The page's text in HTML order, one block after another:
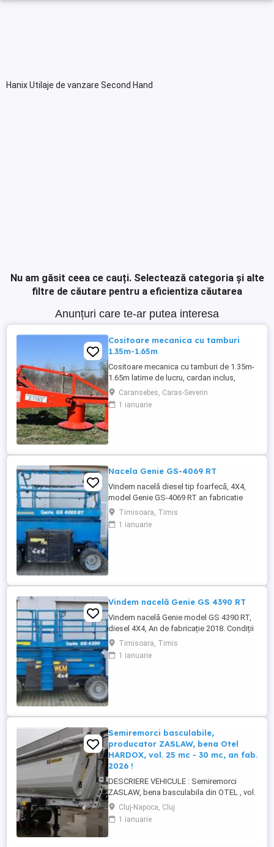
Hanix Utilaje de vanzare Second Hand
Nu am găsit ceea ce cauți. Selectează categoria și alte
filtre de căutare pentru a eficientiza căutarea
Anunțuri care te-ar putea interesa
Cositoare mecanica cu tamburi
1.35m-1.65m
Cositoare mecanica cu tamburi de 1.35m-
1.65m latime de lucru, cardan inclus,
prelata, cheie de cutite Transport in toate
judetele
Caransebes, Caras-Severin
1 ianuarie
Nacela Genie GS-4069 RT
Vindem nacelă diesel tip foarfecă, 4X4,
model Genie GS-4069 RT an fabricatie
2018, 1100 ore functionare, conditii de
functionare foarte bune.
Timisoara, Timis
1 ianuarie
Vindem nacelă Genie GS 4390 RT
Vindem nacelă Genie model GS 4390 RT,
diesel 4X4, An de fabricație 2018. Condiții
foarte bune de funcționare. Garanție 12
luni. Pret 26000 euro + TVA
Timisoara, Timis
1 ianuarie
Semiremorci basculabile,
producator ZASLAW, bena Otel
HARDOX, vol. 25 mc - 30 mc, an fab.
2026 !
DESCRIERE VEHICULE : Semiremorci
ZASLAW, bena basculabila din OTEL , vol.
24 mc - 30 mc, (stoc nou 2026 sau in
fabricatie ZASLAW) . DETALII: -
Semiremorci basculabile pe 3 axe, bena
Cluj-Napoca, Cluj
1 ianuarie